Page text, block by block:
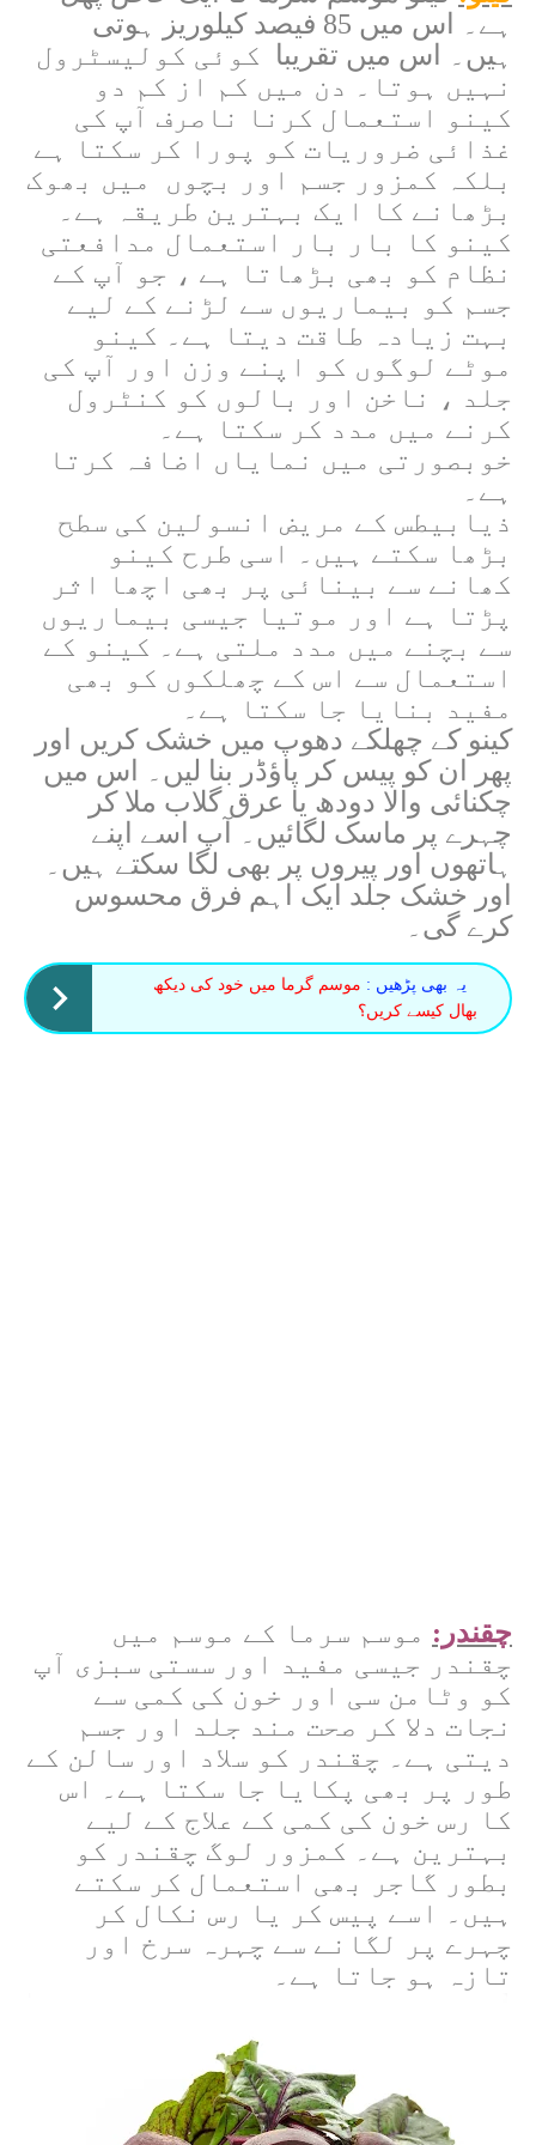
ہے۔ اس میں 85 فیصد کیلوریز ہوتی
ہیں۔ اس میں تقریبا
کوئی کولیسٹرول
نہیں ہوتا۔ دن میں کم از کم دو
کینو استعمال کرنا ناصرف آپ کی
غذائی ضروریات کو پورا کر سکتا ہے
بلکہ کمزور جسم اور بچوں میں بھوک
بڑھانے کا ایک بہترین طریقہ ہے۔
کینو کا بار بار استعمال مدافعتی
نظام کو بھی بڑھاتا ہے ، جو آپ کے
جسم کو بیماریوں سے لڑنے کے لیے
بہت زیادہ طاقت دیتا ہے۔ کینو
موٹے لوگوں کو اپنے وزن اور آپ کی
جلد ، ناخن اور بالوں کو کنٹرول
کرنے میں مدد کر سکتا ہے۔
خوبصورتی میں نمایاں اضافہ کرتا
ہے۔
ذیابیطس کے مریض انسولین کی سطح
بڑھا سکتے ہیں۔ اسی طرح کینو
کھانے سے بینائی پر بھی اچھا اثر
پڑتا ہے اور موتیا جیسی بیماریوں
سے بچنے میں مدد ملتی ہے۔ کینو کے
استعمال سے اس کے چھلکوں کو بھی
مفید بنایا جا سکتا ہے۔
کینو کے چھلکے دھوپ میں خشک کریں اور
پھر ان کو پیس کر پاؤڈر بنا لیں۔ اس میں
چکنائی والا دودھ یا عرق گلاب ملا کر
چہرے پر ماسک لگائیں۔ آپ اسے اپنے
ہاتھوں اور پیروں پر بھی لگا سکتے ہیں۔
اور خشک جلد ایک اہم فرق محسوس
کرے گی۔
یہ بھی پڑھیں : موسم گرما میں خود کی دیکھ
بھال کیسے کریں؟
چقندر: موسم سرما کے موسم میں
چقندر جیسی مفید اور سستی سبزی آپ
کو وٹامن سی اور خون کی کمی سے
نجات دلا کر صحت مند جلد اور جسم
دیتی ہے۔ چقندر کو سلاد اور سالن کے
طور پر بھی پکایا جا سکتا ہے۔ اس
کا رس خون کی کمی کے علاج کے لیے
بہترین ہے۔ کمزور لوگ چقندر کو
بطور گاجر بھی استعمال کر سکتے
ہیں۔ اسے پیس کر یا رس نکال کر
چہرے پر لگانے سے چہرہ سرخ اور
تازہ ہو جاتا ہے۔